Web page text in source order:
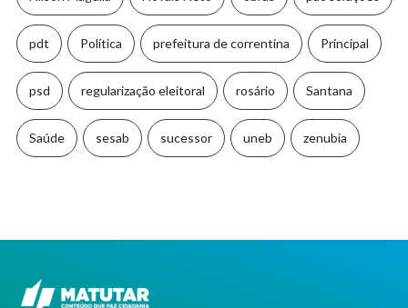
pdt Política prefeitura de correntina Principal
psd regularização eleitoral rosário Santana
Saúde sesab sucessor uneb zenubia